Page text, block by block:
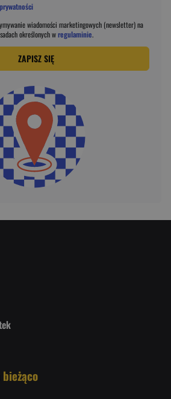
wiadomości marketingowych (newsletter) na
określonych wregulaminie.
ZAPISZ SIĘ